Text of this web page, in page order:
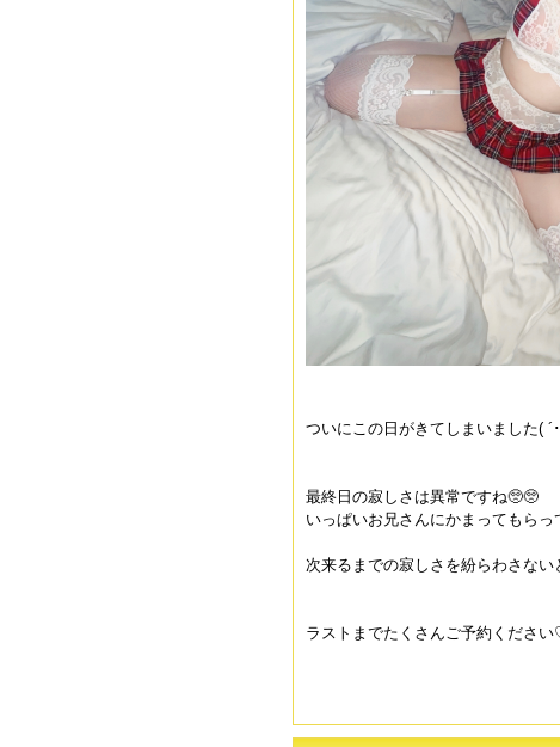
ついにこの日がきてしまいました( ´
最終日の寂しさは異常ですね🥺🥺
いっぱいお兄さんにかまってもらっ
次来るまでの寂しさを紛らわさない
ラストまでたくさんご予約くださ